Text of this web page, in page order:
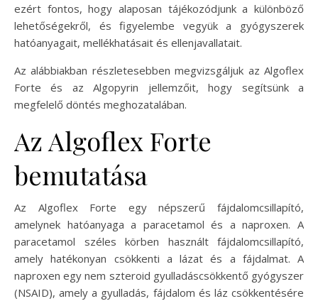
ezért fontos, hogy alaposan tájékozódjunk a különböző
lehetőségekről, és figyelembe vegyük a gyógyszerek
hatóanyagait, mellékhatásait és ellenjavallatait.
Az alábbiakban részletesebben megvizsgáljuk az Algoflex
Forte és az Algopyrin jellemzőit, hogy segítsünk a
megfelelő döntés meghozatalában.
Az Algoflex Forte
bemutatása
Az Algoflex Forte egy népszerű fájdalomcsillapító,
amelynek hatóanyaga a paracetamol és a naproxen. A
paracetamol széles körben használt fájdalomcsillapító,
amely hatékonyan csökkenti a lázat és a fájdalmat. A
naproxen egy nem szteroid gyulladáscsökkentő gyógyszer
(NSAID), amely a gyulladás, fájdalom és láz csökkentésére